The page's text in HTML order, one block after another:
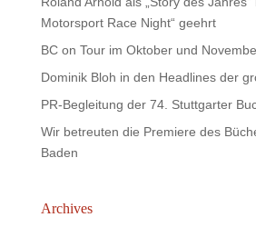
Motorsport Race Night“ geehrt
BC on Tour im Oktober und
Dominik Bloh in den Headlines der
PR-Begleitung der 74. Stuttgarter
Wir betreuten die Premiere des
Baden
Archives